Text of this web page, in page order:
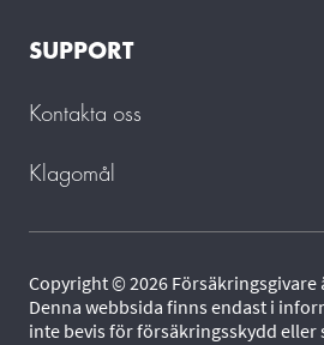
SUPPORT
Kontakta oss
Klagomål
Copyright © 2026 Försäkringsgivare
Denna webbsida finns endast i
inte bevis för försäkringsskydd